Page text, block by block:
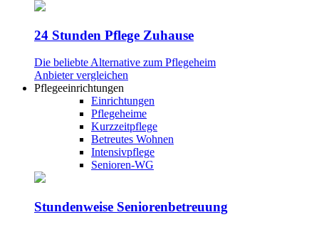
24 Stunden Pflege Zuhause
Die beliebte Alternative zum Pflegeheim
Anbieter vergleichen
Pflegeeinrichtungen
Einrichtungen
Pflegeheime
Kurzzeitpflege
Betreutes Wohnen
Intensivpflege
Senioren-WG
Stundenweise Seniorenbetreuung